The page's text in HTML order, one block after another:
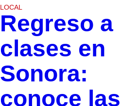
LOCAL
Regreso a
clases en
Sonora:
conoce las